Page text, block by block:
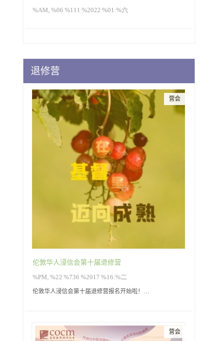
%AM, %06 %111 %2022 %01:%六
退修营
伦敦华人浸信会第十届退修营
%PM, %22 %736 %2017 %16:%二
营会
伦敦华人浸信会第十届退修营报名开始啦！…
营会